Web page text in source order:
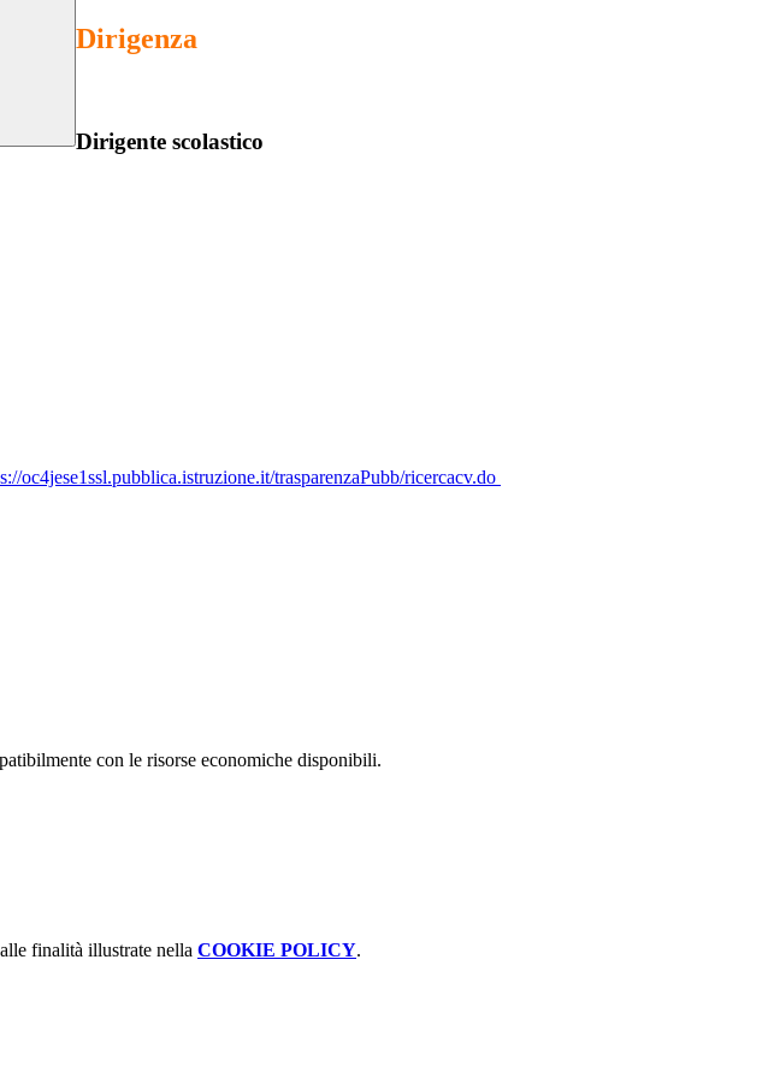
Dirigenza
Dirigente scolastico
oc4jese1ssl.pubblica.istruzione.it/trasparenzaPubb/ricercacv.do
con le risorse economiche disponibili.
finalità illustrate nella COOKIE POLICY.